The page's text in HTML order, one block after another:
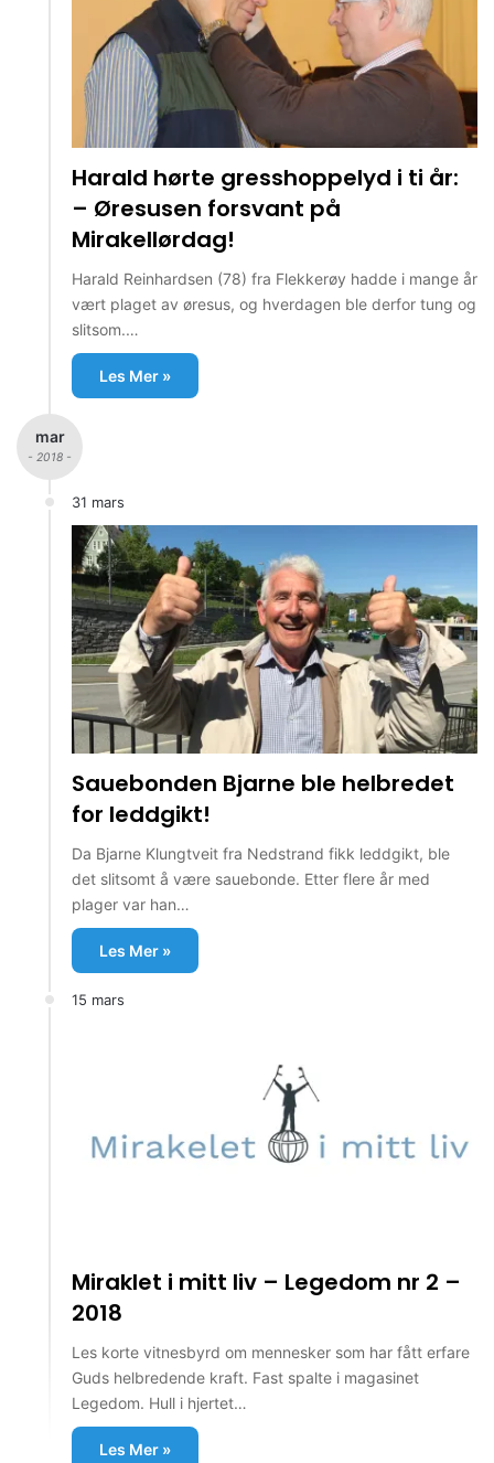
Harald hørte gresshoppelyd i ti år:
– Øresusen forsvant på
Mirakellørdag!
Harald Reinhardsen (78) fra Flekkerøy hadde i mange år
vært plaget av øresus, og hverdagen ble derfor tung og
slitsom.…
Les Mer »
mar
- 2018 -
31 mars
Sauebonden Bjarne ble helbredet
for leddgikt!
Da Bjarne Klungtveit fra Nedstrand fikk leddgikt, ble
det slitsomt å være sauebonde. Etter flere år med
plager var han…
Les Mer »
15 mars
Miraklet i mitt liv – Legedom nr 2 –
2018
Les korte vitnesbyrd om mennesker som har fått erfare
Guds helbredende kraft. Fast spalte i magasinet
Legedom. Hull i hjertet…
Les Mer »